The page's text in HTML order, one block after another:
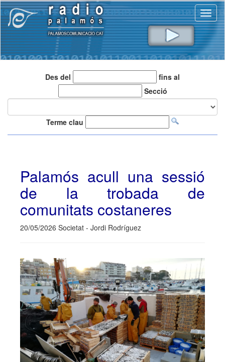
Des del
fins al
Secció
Terme clau
Palamós acull una sessió
de la trobada de
comunitats costaneres
20/05/2026 Societat - Jordi Rodríguez